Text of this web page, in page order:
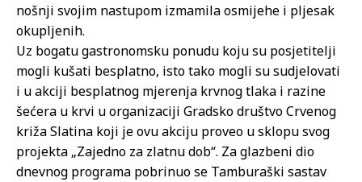
nošnji svojim nastupom izmamila osmijehe i pljesak
okupljenih.
Uz bogatu gastronomsku ponudu koju su posjetitelji
mogli kušati besplatno, isto tako mogli su sudjelovati
i u akciji besplatnog mjerenja krvnog tlaka i razine
šećera u krvi u organizaciji Gradsko društvo Crvenog
križa Slatina koji je ovu akciju proveo u sklopu svog
projekta „Zajedno za zlatnu dob“. Za glazbeni dio
dnevnog programa pobrinuo se Tamburaški sastav